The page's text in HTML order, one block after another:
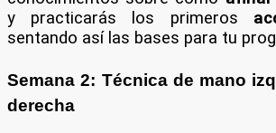
y practicarás los primeros
sentando así las bases para tu
Semana 2: Técnica de mano
derecha